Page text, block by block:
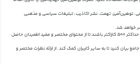
توهین‌آمیز، تهمت، نشر اکاذیب، تبلیغات سیاسی و مذهبی
خواهد شد.
نظرات باید حداقل شامل 50 کاراکتر و حداکثر 500 کاراکتر باشند تا از محتوای مختصر و مفید اطمینان حاصل
بیان کنید تا به سایر کاربران کمک کند.از ارائه نظرات مختصر و